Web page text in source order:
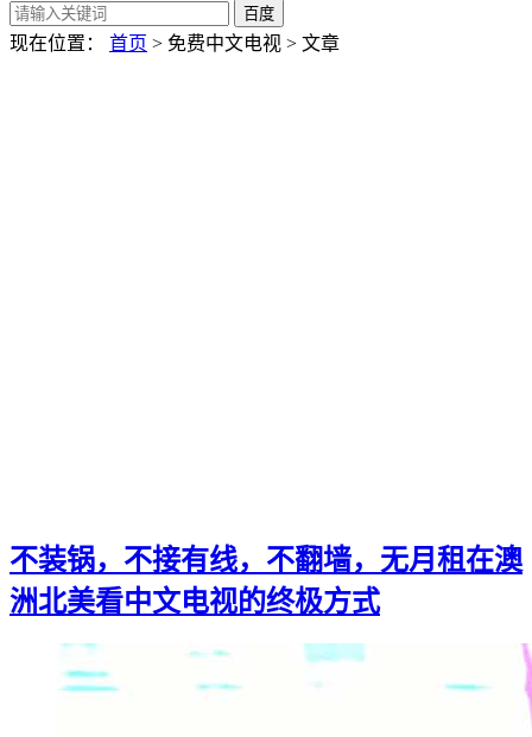
现在位置： 首页 > 免费中文电视 > 文章
不装锅，不接有线，不翻墙，无月租在澳
洲北美看中文电视的终极方式